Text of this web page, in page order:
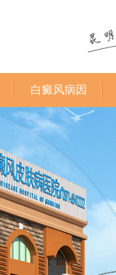
白癜风病因